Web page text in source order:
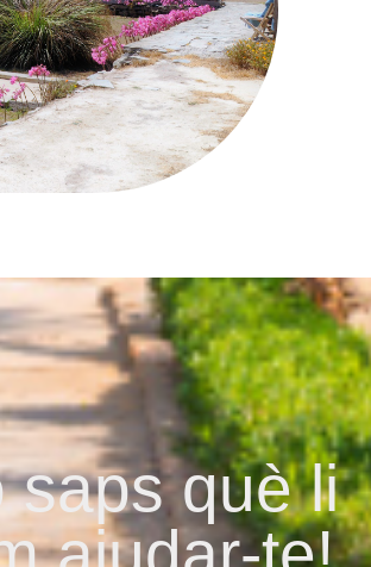
saps què li